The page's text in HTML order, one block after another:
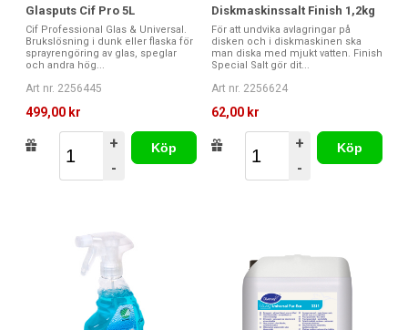
Glasputs Cif Pro 5L
Cif Professional Glas & Universal.
Brukslösning i dunk eller flaska för
sprayrengöring av glas, speglar
och andra hög...
Art nr. 2256445
499,00 kr
+
-
Köp
Diskmaskinssalt Finish 1,2kg
För att undvika avlagringar på
disken och i diskmaskinen ska
man diska med mjukt vatten. Finish
Special Salt gör dit...
Art nr. 2256624
62,00 kr
+
-
Köp